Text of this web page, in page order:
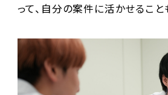
って、自分の案件に活かせること